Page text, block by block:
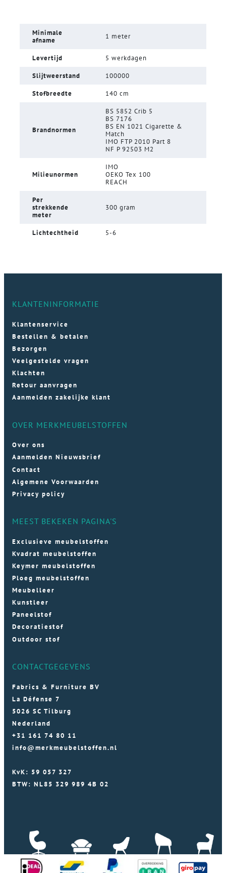
Minimale
afname
1 meter
Levertijd 5 werkdagen
Slijtweerstand 100000
Stofbreedte 140 cm
Brandnormen
BS 5852 Crib 5
BS 7176
BS EN 1021 Cigarette &
Match
IMO FTP 2010 Part 8
NF P 92503 M2
Milieunormen
IMO
OEKO Tex 100
REACH
Per
strekkende
meter
300 gram
Lichtechtheid 5-6
KLANTENINFORMATIE
Klantenservice
Bestellen & betalen
Bezorgen
Veelgestelde vragen
Klachten
Retour aanvragen
Aanmelden zakelijke klant
OVER MERKMEUBELSTOFFEN
Over ons
Aanmelden Nieuwsbrief
Contact
Algemene Voorwaarden
Privacy policy
MEEST BEKEKEN PAGINA'S
Exclusieve meubelstoffen
Kvadrat meubelstoffen
Keymer meubelstoffen
Ploeg meubelstoffen
Meubelleer
Kunstleer
Paneelstof
Decoratiestof
Outdoor stof
CONTACTGEGEVENS
Fabrics & Furniture BV
La Défense 7
5026 SC Tilburg
Nederland
+31 161 74 80 11
info@merkmeubelstoffen.nl
KvK: 59 057 327
BTW: NL85 329 989 4B 02